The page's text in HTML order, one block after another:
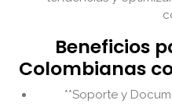
Beneficios
Colombianas
**Soporte y